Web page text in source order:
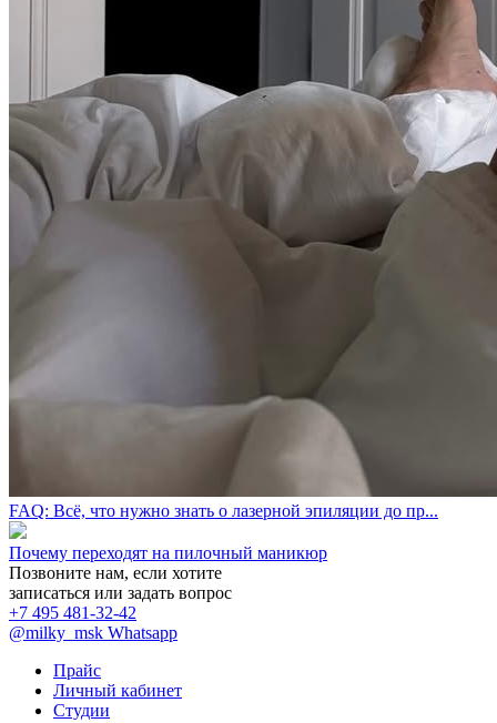
FAQ: Всё, что нужно знать о лазерной эпиляции до пр...
Почему переходят на пилочный маникюр
Позвоните нам, если хотите
записаться или задать вопрос
+7 495 481-32-42
@milky_msk Whatsapp
Прайс
Личный кабинет
Студии